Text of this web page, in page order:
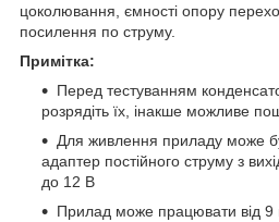
цоколювання, ємності опору
посилення по струму.
Примітка:
Перед тестуванням
розрядіть їх, інакше можливе
Для живлення приладу може
адаптер постійного струму з
до 12 В
Прилад може працювати від 9